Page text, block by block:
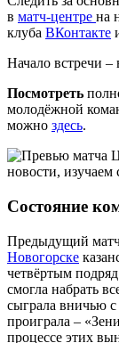
в матч-центре на
клуба ВКонтакте
Начало встречи –
Посмотреть
молодёжной
можно здесь.
Состояние
Предыдущий
Новогорске
четвёртым
смогла набрать
сыграла вничью
проиграла –
процессе этих